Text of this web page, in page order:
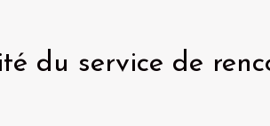
du service de